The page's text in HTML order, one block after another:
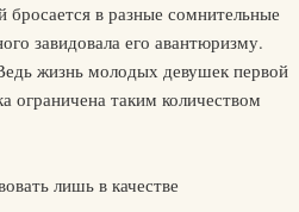
бросается в разные сомнительные
завидовала его авантюризму.
жизнь молодых девушек первой
ограничена таким количеством
лишь в качестве